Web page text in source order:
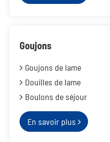
Goujons
Goujons de lame
Douilles de lame
Boulons de séjour
En savoir plus